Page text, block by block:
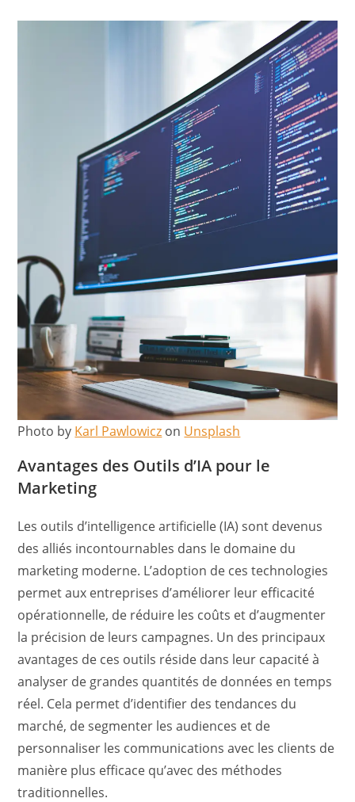
Photo by Karl Pawlowicz on Unsplash
Avantages des Outils d’IA pour le
Marketing
Les outils d’intelligence artificielle (IA) sont devenus
des alliés incontournables dans le domaine du
marketing moderne. L’adoption de ces technologies
permet aux entreprises d’améliorer leur efficacité
opérationnelle, de réduire les coûts et d’augmenter
la précision de leurs campagnes. Un des principaux
avantages de ces outils réside dans leur capacité à
analyser de grandes quantités de données en temps
réel. Cela permet d’identifier des tendances du
marché, de segmenter les audiences et de
personnaliser les communications avec les clients de
manière plus efficace qu’avec des méthodes
traditionnelles.